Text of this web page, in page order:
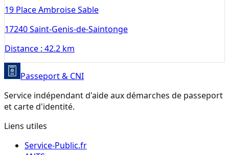
19 Place Ambroise Sable
17240Saint-Genis-de-Saintonge
Distance : 42.2 km
Passeport & CNI
Service indépendant d'aide aux démarches de passeport
et carte d'identité.
Liens utiles
Service-Public.fr